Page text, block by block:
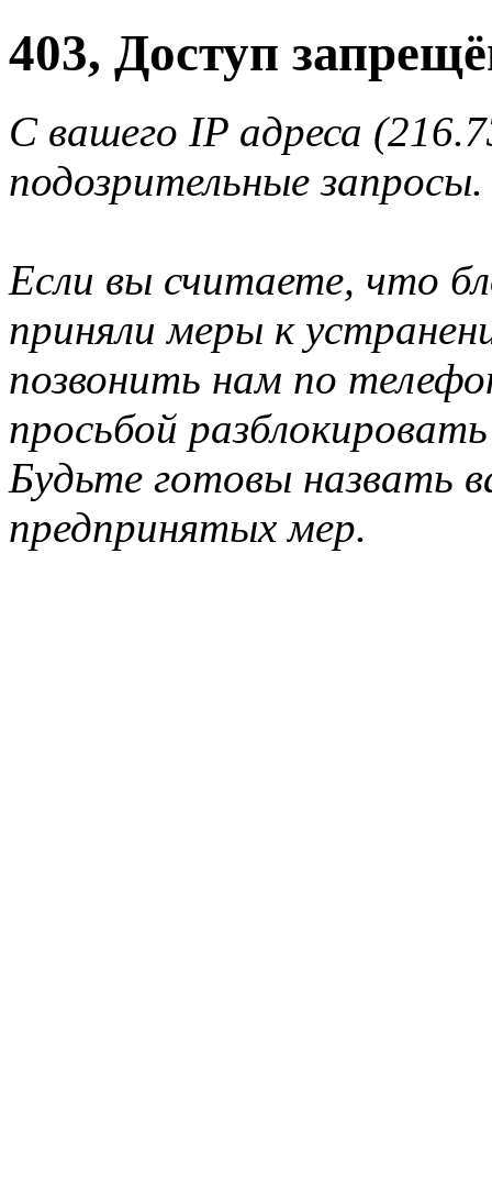
403, Доступ
С вашего IP адреса
подозрительные запросы.
Если вы считаете, что
приняли меры к
позвонить нам по
просьбой
Будьте готовы назвать
предпринятых мер.